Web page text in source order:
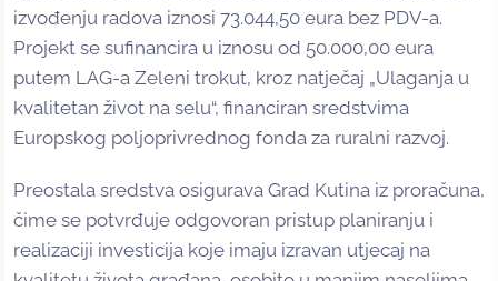
izvođenju radova iznosi 73.044,50 eura bez PDV-a.
Projekt se sufinancira u iznosu od 50.000,00 eura
putem LAG-a Zeleni trokut, kroz natječaj „Ulaganja u
kvalitetan život na selu“, financiran sredstvima
Europskog poljoprivrednog fonda za ruralni razvoj.
Preostala sredstva osigurava Grad Kutina iz proračuna,
čime se potvrđuje odgovoran pristup planiranju i
realizaciji investicija koje imaju izravan utjecaj na